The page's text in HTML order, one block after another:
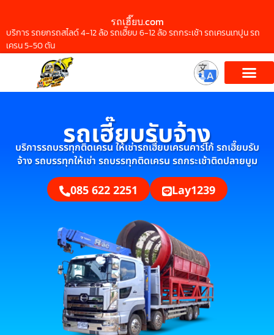
รถเฮี๊ยบ.com
บริการ รถยกรถสไลด์ 4-12 ล้อ รถเฮี๊ยบ 6-12 ล้อ รถกระเช้า รถเครนเทปูน รถ
เครน 5-50 ตัน
รถเฮี๊ยบรับจ้าง
บริการรถบรรทุกติดเครน ให้เช่ารถเฮี๊ยบเครนคาร์โก้ รถเฮี๊ยบรับ
จ้าง รถบรรทุกให้เช่า รถบรรทุกติดเครน รถกระเช้าติดปลายบูม
085 622 2251 Lay1239